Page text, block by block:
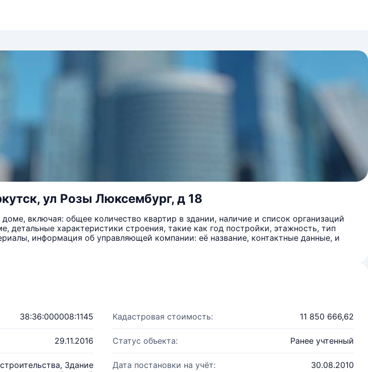
ул Розы Люксембург, д 18
включая: общее количество квартир в здании, наличие и список организаций
детальные характеристики строения, такие как год постройки, этажность, тип
информация об управляющей компании: её название, контактные данные, и
38:36:000008:1145 Кадастровая стоимость: 11 850 666,62
29.11.2016 Статус объекта: Ранее учтенный
Здание
Дата постановки на учёт: 30.08.2010